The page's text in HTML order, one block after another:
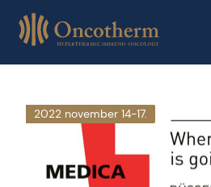
content2022 november 14-17.